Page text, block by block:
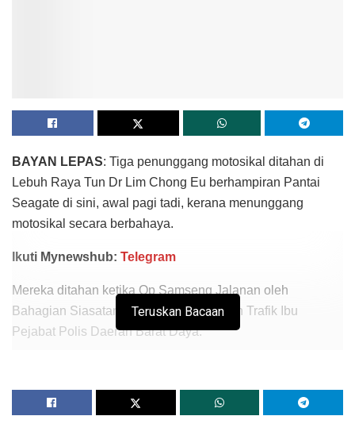
BAYAN LEPAS: Tiga penunggang motosikal ditahan di
Lebuh Raya Tun Dr Lim Chong Eu berhampiran Pantai
Seagate di sini, awal pagi tadi, kerana menunggang
motosikal secara berbahaya.
Ikuti Mynewshub: Telegram
Mereka ditahan ketika Op Samseng Jalanan oleh
Bahagian Siasatan dan Penguatkuasaan Trafik Ibu
Pejabat Polis Daerah Barat Daya.
hingga 36 tahun.
Teruskan Bacaan